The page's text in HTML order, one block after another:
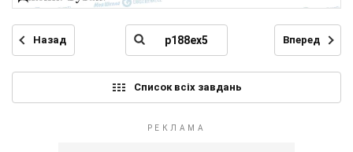
Назад Вперед
Список всіх завдань